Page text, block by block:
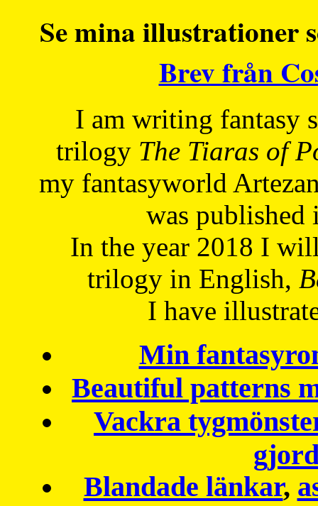
Se mina illustrationer
Brev från
I am writing fantasy
trilogy The Tiaras of
my fantasyworld
was published
In the year 2018 I
trilogy in English,
I have
Min
Beautiful patterns
Vackra
Blandade länkar,